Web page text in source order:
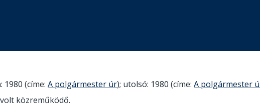
(címe: A polgármester úr); utolsó: 1980 (címe: A polgármester
közreműködő.